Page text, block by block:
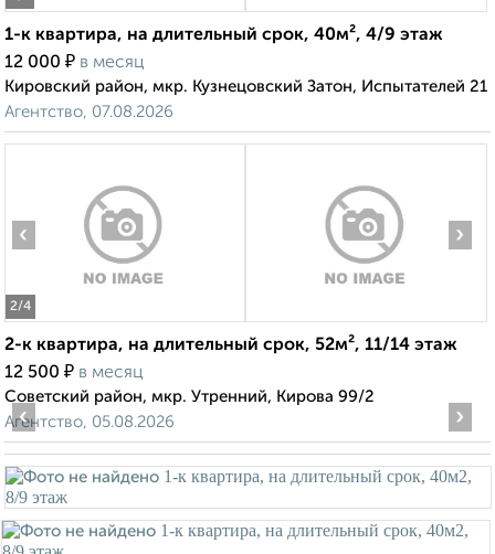
1-к квартира, на длительный срок, 40м², 4/9 этаж
12 000 ₽ в месяц
Кировский район, мкр. Кузнецовский Затон, Испытателей 21
Агентство, 07.08.2026
2/4
‹ ›
2-к квартира, на длительный срок, 52м², 11/14 этаж
12 500 ₽ в месяц
Советский район, мкр. Утренний, Кирова 99/2
Агентство, 05.08.2026
‹ ›